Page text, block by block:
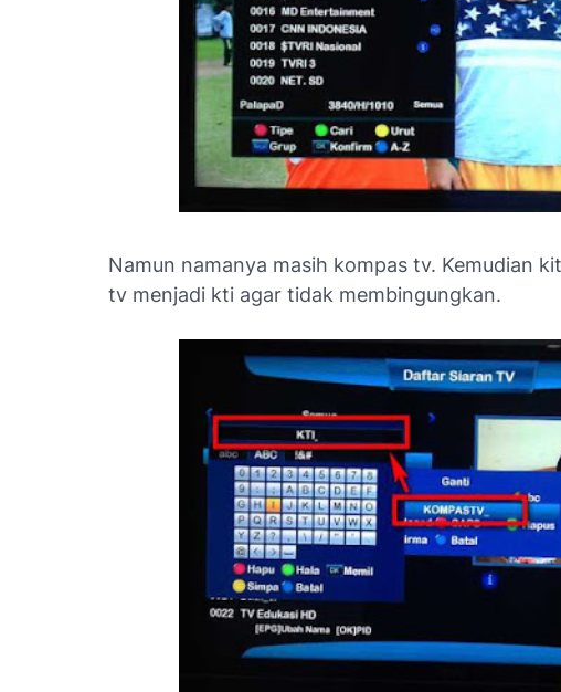
Namun namanya masih kompas tv. Kemudian
tv menjadi kti agar tidak membingungkan.